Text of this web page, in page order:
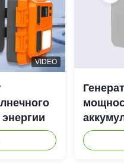
VIDEO